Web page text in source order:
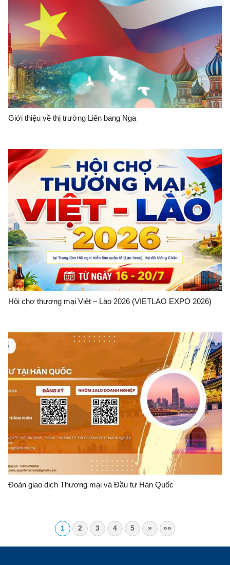
Giới thiệu về thị trường Liên bang Nga
Hội chợ thương mại Việt – Lào 2026 (VIETLAO EXPO 2026)
Đoàn giao dịch Thương mại và Đầu tư Hàn Quốc
1 2 3 4 5 » »»